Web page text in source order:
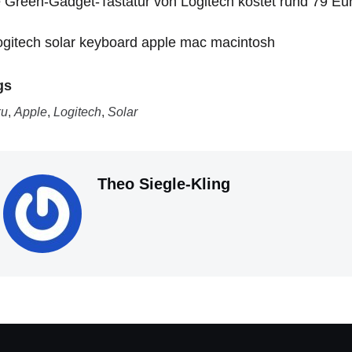
, Apple, Logitech, Solar
Theo Siegle-Kling